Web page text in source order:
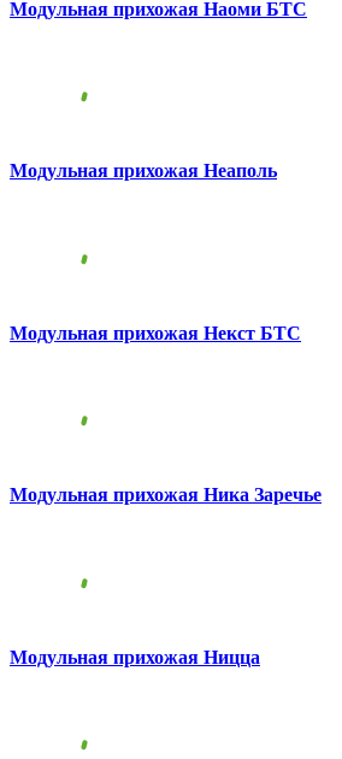
Модульная прихожая Наоми БТС
Модульная прихожая Неаполь
Модульная прихожая Некст БТС
Модульная прихожая Ника Заречье
Модульная прихожая Ницца